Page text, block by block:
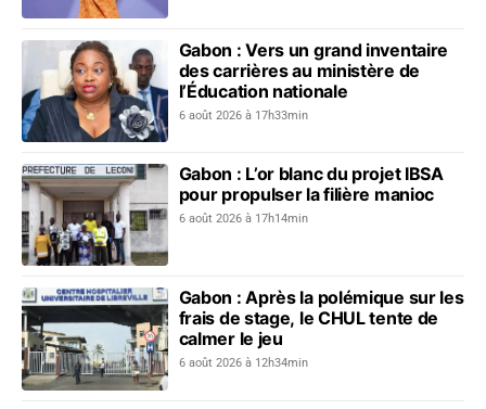
Gabon : Vers un grand inventaire
des carrières au ministère de
l’Éducation nationale
6 août 2026 à 17h33min
Gabon : L’or blanc du projet IBSA
pour propulser la filière manioc
6 août 2026 à 17h14min
Gabon : Après la polémique sur les
frais de stage, le CHUL tente de
calmer le jeu
6 août 2026 à 12h34min